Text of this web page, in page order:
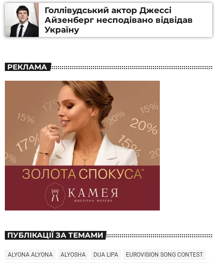
Голлівудський актор Джессі
Айзенберг несподівано відвідав
Україну
РЕКЛАМА
ПУБЛІКАЦІЇ ЗА ТЕМАМИ
ALYONA ALYONA ALYOSHA DUA LIPA
EUROVISION SONG CONTEST